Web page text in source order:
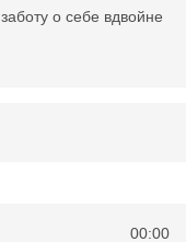
о себе вдвойне
00:00